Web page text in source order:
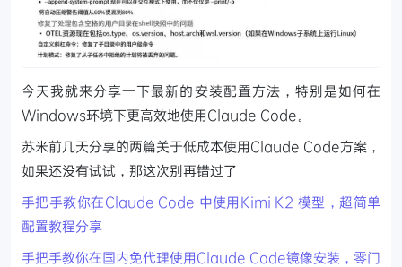
今天我就来分享一下最新的安装配置方法，特别是如何在
Windows环境下更高效地使用Claude Code。
苏米前几天分享的两篇关于低成本使用Claude Code方案，
如果还没有试试，那这次别再错过了
手把手教你在Claude Code 中使用Kimi K2 模型，超简单
配置教程分享
手把手教你在国内免代理使用Claude Code镜像安装，零门